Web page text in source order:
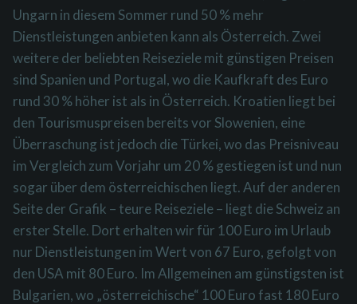
Ungarn in diesem Sommer rund 50 % mehr
Dienstleistungen anbieten kann als Österreich. Zwei
weitere der beliebten Reiseziele mit günstigen Preisen
sind Spanien und Portugal, wo die Kaufkraft des Euro
rund 30 % höher ist als in Österreich. Kroatien liegt bei
den Tourismuspreisen bereits vor Slowenien, eine
Überraschung ist jedoch die Türkei, wo das Preisniveau
im Vergleich zum Vorjahr um 20 % gestiegen ist und nun
sogar über dem österreichischen liegt.Auf der anderen
Seite der Grafik – teure Reiseziele – liegt die Schweiz an
erster Stelle. Dort erhalten wir für 100 Euro im Urlaub
nur Dienstleistungen im Wert von 67 Euro, gefolgt von
den USA mit 80 Euro. Im Allgemeinen am günstigsten ist
Bulgarien, wo „österreichische“ 100 Euro fast 180 Euro